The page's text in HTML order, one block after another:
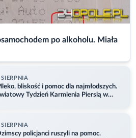
po alkoholu. Miała
bliskość i pomoc dla najmłodszych.
Tydzień Karmienia Piersią w
SIERPNIA
policjanci ruszyli na pomoc.